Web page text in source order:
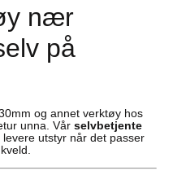
nær
på
og annet verktøy hos
unna. Vår selvbetjente
utstyr når det passer